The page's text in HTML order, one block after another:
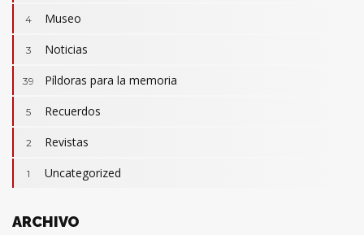
4 Museo
3 Camisetas
2 Revistas
3 Noticias
32 Actualidad
7 Cumpleaños
39 Píldoras para la memoria
39 Píldoras para la memoria
5 Recuerdos
2 Revistas
1 Uncategorized
ARCHIVO